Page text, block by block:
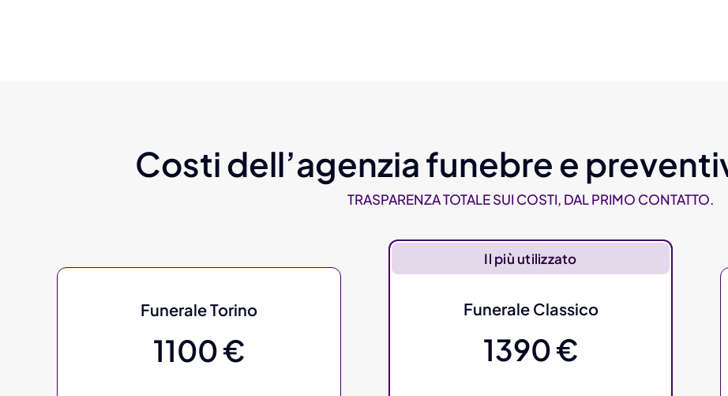
Costi dell’agenzia funebre e
TRASPARENZA TOTALE SUI COSTI, DAL PRIMO CONTATTO.
Funerale Torino
1100 €
Il più utilizzato
Funerale Classico
1390 €